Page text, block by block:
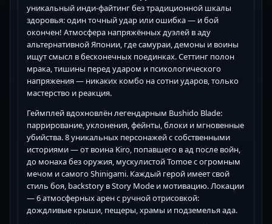
уникальный инди-файтинг без традиционной шкалы
здоровья: один точный удар или ошибка — и бой
окончен! Атмосфера напряжённых дуэлей в аду
альтернативной Японии, где самураи, демоны и воины
ищут смысл в бесконечных поединках. Сеттинг полон
мрака, тишины перед ударом и психологического
напряжения — никаких комбо на сотни ударов, только
мастерство и реакция.
Геймплей вдохновлён легендарным Bushido Blade:
паррирование, уклонения, фейнты, блоки и мгновенные
убийства. 8 уникальных персонажей с собственными
историями — от воина Kiro, попавшего в ад после войн,
до монаха без оружия, мускулистой Tomoe с огромным
мечом и самого Shinigami. Каждый герой имеет свой
стиль боя, backstory в Story Mode и мотивацию. Локации
— 6 атмосферных арен с ручной отрисовкой:
дождливые крыши, пещеры, храмы и подземелья ада.